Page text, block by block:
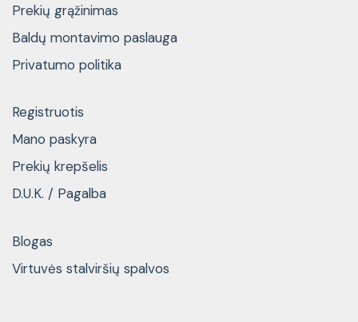
Prekių grąžinimas
Baldų montavimo paslauga
Privatumo politika
Registruotis
Mano paskyra
Prekių krepšelis
D.U.K. / Pagalba
Blogas
Virtuvės stalviršių spalvos